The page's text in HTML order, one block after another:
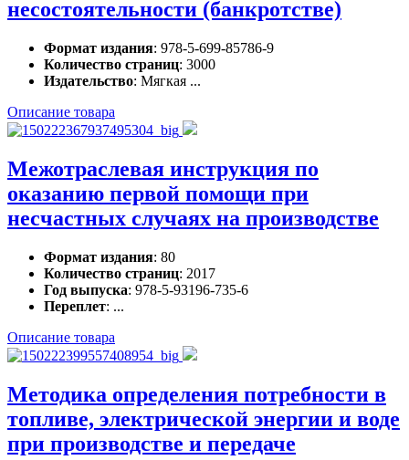
несостоятельности (банкротстве)
Формат издания: 978-5-699-85786-9
Количество страниц: 3000
Издательство: Мягкая ...
Описание товара
Межотраслевая инструкция по
оказанию первой помощи при
несчастных случаях на производстве
Формат издания: 80
Количество страниц: 2017
Год выпуска: 978-5-93196-735-6
Переплет: ...
Описание товара
Методика определения потребности в
топливе, электрической энергии и воде
при производстве и передаче